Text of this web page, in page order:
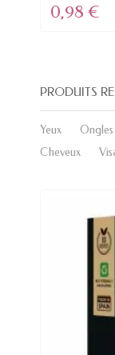
0,98 €
PRODUITS
Yeux Ongles
Cheveux